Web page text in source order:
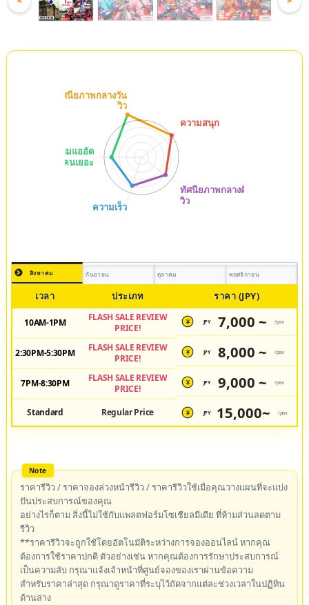
สิงหาคม กันยายน ตุลาคม พฤศจิกายน
เวลา ประเภท ราคา (JPY)
10AM-1PM
FLASH SALE REVIEW
PRICE!
¥ JPY 7,000 ~ /pax
2:30PM-5:30PM
FLASH SALE REVIEW
PRICE!
¥ JPY 8,000 ~ /pax
7PM-8:30PM
FLASH SALE REVIEW
PRICE!
¥ JPY 9,000 ~ /pax
Standard Regular Price ¥ JPY 15,000~ /pax
ราคารีวิว / ราคาจองล่วงหน้ารีวิว / ราคารีวิวใช้เมื่อคุณวางแผนที่จะแบ่ง
ปันประสบการณ์ของคุณ
อย่างไรก็ตาม สิ่งนี้ไม่ใช้กับแพลตฟอร์มโซเชียลมีเดีย ที่ห้ามส่วนลดตาม
รีวิว
**ราคารีวิวจะถูกใช้โดยอัตโนมัติระหว่างการจองออนไลน์ หากคุณ
ต้องการใช้ราคาปกติ ตัวอย่างเช่น หากคุณต้องการรักษาประสบการณ์
เป็นความลับ กรุณาแจ้งเจ้าหน้าที่ศูนย์จองของเราผ่านข้อความ
สำหรับราคาล่าสุด กรุณาดูราคาที่ระบุไว้ถัดจากแต่ละช่วงเวลาในปฏิทิน
ด้านล่าง